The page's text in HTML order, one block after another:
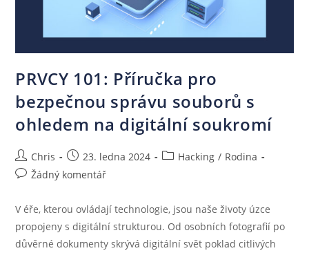
PRVCY 101: Příručka pro
bezpečnou správu souborů s
ohledem na digitální soukromí
Chris 23. ledna 2024 Hacking / Rodina
Žádný komentář
V éře, kterou ovládají technologie, jsou naše životy úzce
propojeny s digitální strukturou. Od osobních fotografií po
důvěrné dokumenty skrývá digitální svět poklad citlivých